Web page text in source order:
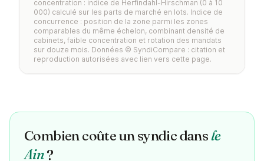
concentration : indice de Herfindahl-Hirschman (0 à 10
000) calculé sur les parts de marché en lots. Indice de
concurrence : position de la zone parmi les zones
comparables du même échelon, combinant densité de
cabinets, faible concentration et rotation des mandats
sur douze mois. Données © SyndiCompare : citation et
reproduction autorisées avec lien vers cette page.
Combien coûte un syndic dansle
Ain?